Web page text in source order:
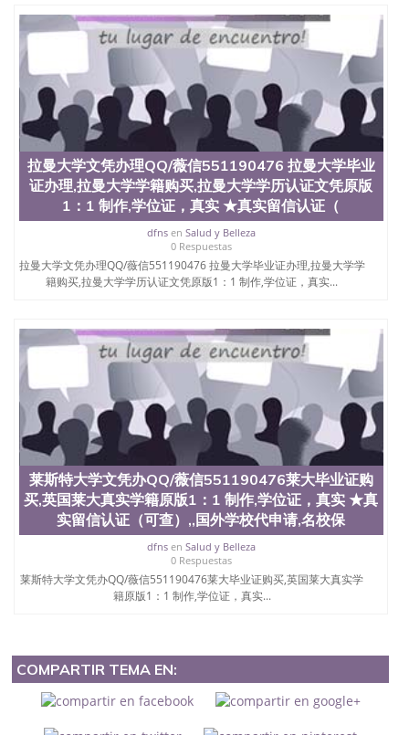
拉曼大学文凭办理QQ/薇信551190476 拉曼大学毕业
证办理,拉曼大学学籍购买,拉曼大学学历认证文凭原版
1：1 制作,学位证，真实 ★真实留信认证（
dfnsen Salud y Belleza
0 Respuestas
拉曼大学文凭办理QQ/薇信551190476 拉曼大学毕业证办理,拉曼大学学
籍购买,拉曼大学学历认证文凭原版1：1 制作,学位证，真实...
莱斯特大学文凭办QQ/薇信551190476莱大毕业证购
买,英国莱大真实学籍原版1：1 制作,学位证，真实 ★真
实留信认证（可查）,,国外学校代申请,名校保
dfnsen Salud y Belleza
0 Respuestas
莱斯特大学文凭办QQ/薇信551190476莱大毕业证购买,英国莱大真实学
籍原版1：1 制作,学位证，真实...
COMPARTIR TEMA EN: